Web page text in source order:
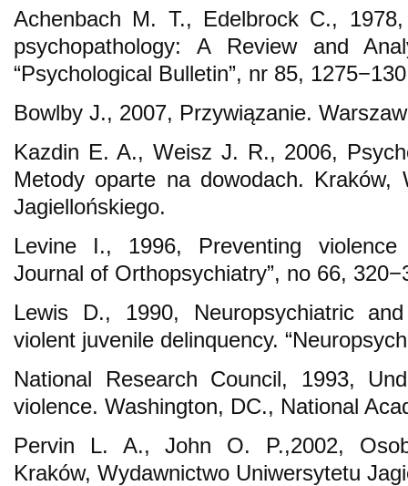
Achenbach M. T., Edelbrock C.,
psychopathology: A Review and
“Psychological Bulletin”, nr 85,
Bowlby J., 2007, Przywiązanie.
Kazdin E. A., Weisz J. R., 2006,
Metody oparte na dowodach. Kraków,
Jagiellońskiego.
Levine I., 1996, Preventing violence
Journal of Orthopsychiatry”, no 66,
Lewis D., 1990, Neuropsychiatric
violent juvenile delinquency.
National Research Council, 1993,
violence. Washington, DC., National
Pervin L. A., John O. P.,2002,
Kraków, Wydawnictwo Uniwersytetu